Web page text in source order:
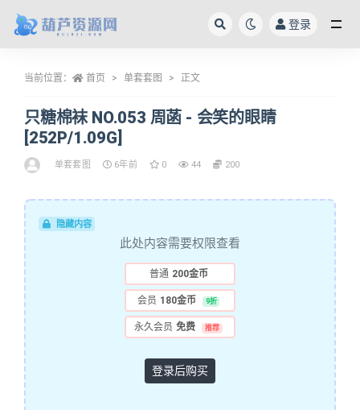
登录
当前位置： 首页 单套套图 正文
只糖棉袜 NO.053 周菡 - 会笑的眼睛
[252P/1.09G]
单套套图 6年前 0 44 200
隐藏内容
此处内容需要权限查看
普通 200金币
会员 180金币 9折
永久会员 免费 推荐
登录后购买